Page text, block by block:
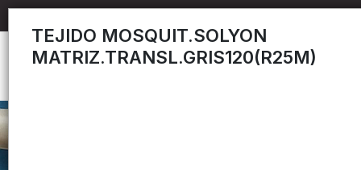
TEJIDO MOSQUIT.SOLYON
MATRIZ.TRANSL.GRIS120(R25M)